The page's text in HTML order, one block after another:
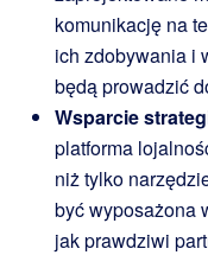
komunikację na
ich zdobywania i
będą prowadzić
Wsparcie
platforma
niż tylko
być wyposażona
jak prawdziwi